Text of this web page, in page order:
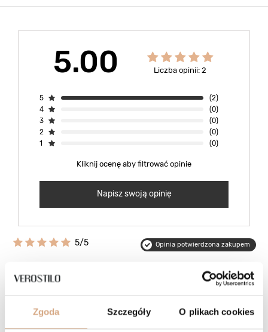
Zgoda Szczegóły O plikach cookies
5.00 Liczba opinii: 2
5
(2)
4
(0)
3
(0)
2
(0)
1
(0)
Kliknij ocenę aby filtrować opinie
Napisz swoją opinię
5/5 Opinia potwierdzona zakupem
Duża, pojemna. Polecam
Czy opinia była pomocna?